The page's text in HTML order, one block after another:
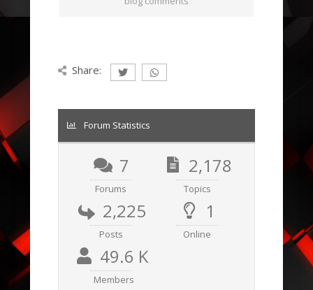
Share:
Forum Statistics
7
Forums
2,178
Topics
2,225
Posts
1
Online
49.6 K
Members